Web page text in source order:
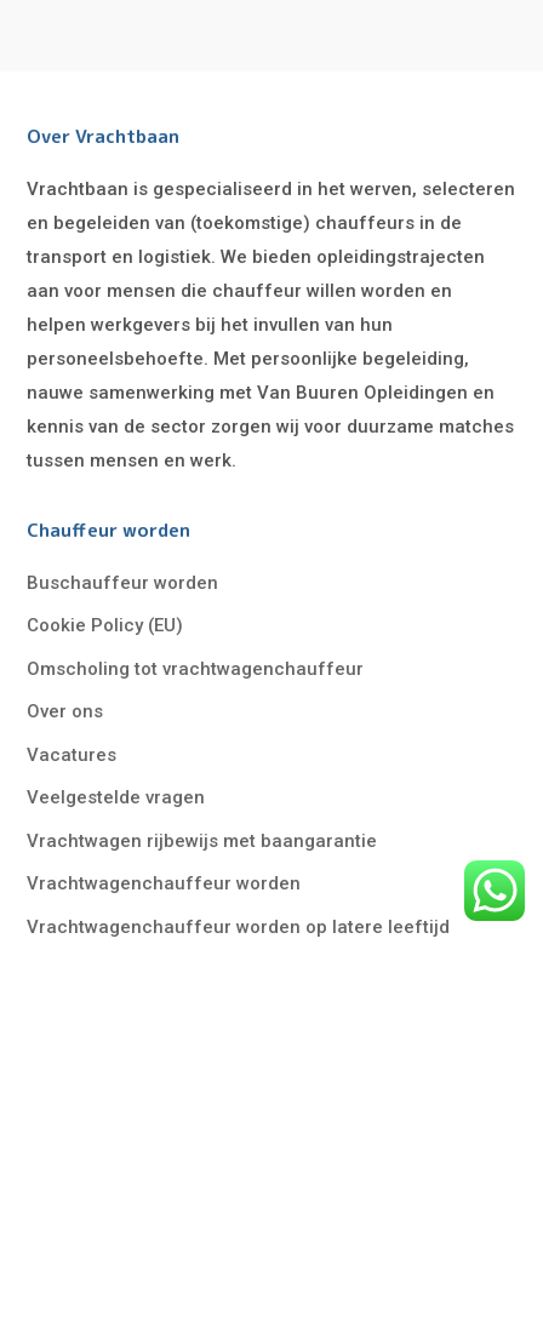
Over Vrachtbaan
Vrachtbaan is gespecialiseerd in het werven, selecteren
en begeleiden van (toekomstige) chauffeurs in de
transport en logistiek. We bieden opleidingstrajecten
aan voor mensen die chauffeur willen worden en
helpen werkgevers bij het invullen van hun
personeelsbehoefte. Met persoonlijke begeleiding,
nauwe samenwerking met Van Buuren Opleidingen en
kennis van de sector zorgen wij voor duurzame matches
tussen mensen en werk.
Chauffeur worden
Buschauffeur worden
Cookie Policy (EU)
Omscholing tot vrachtwagenchauffeur
Over ons
Vacatures
Veelgestelde vragen
Vrachtwagen rijbewijs met baangarantie
Vrachtwagenchauffeur worden
Vrachtwagenchauffeur worden op latere leeftijd